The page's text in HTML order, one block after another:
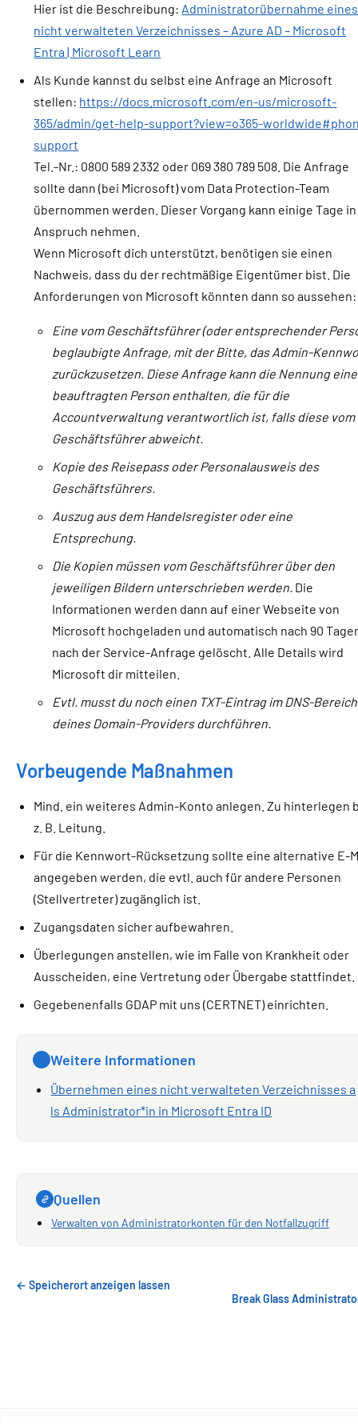
Hier ist die Beschreibung: Administratorübernahme eines
nicht verwalteten Verzeichnisses – Azure AD – Microsoft
Entra | Microsoft Learn
Als Kunde kannst du selbst eine Anfrage an Microsoft
stellen: https://docs.microsoft.com/en-us/microsoft-
365/admin/get-help-support?view=o365-
support
Tel.-Nr.: 0800 589 2332 oder 069 380 789 508. Die Anfrage
sollte dann (bei Microsoft) vom Data Protection-Team
übernommen werden. Dieser Vorgang kann einige Tage in
Anspruch nehmen.
Wenn Microsoft dich unterstützt, benötigen sie einen
Nachweis, dass du der rechtmäßige Eigentümer bist. Die
Anforderungen von Microsoft könnten dann so aussehen:
Eine vom Geschäftsführer (oder entsprechender
beglaubigte Anfrage, mit der Bitte, das Admin-
zurückzusetzen. Diese Anfrage kann die Nennung
beauftragten Person enthalten, die für die
Accountverwaltung verantwortlich ist, falls diese vom
Geschäftsführer abweicht.
Kopie des Reisepass oder Personalausweis des
Geschäftsführers.
Auszug aus dem Handelsregister oder eine
Entsprechung.
Die Kopien müssen vom Geschäftsführer über den
jeweiligen Bildern unterschrieben werden. Die
Informationen werden dann auf einer Webseite von
Microsoft hochgeladen und automatisch nach 90
nach der Service-Anfrage gelöscht. Alle Details wird
Microsoft dir mitteilen.
Evtl. musst du noch einen TXT-Eintrag im DNS-Bereich
deines Domain-Providers durchführen.
Vorbeugende Maßnahmen
Mind. ein weiteres Admin-Konto anlegen. Zu hinterlegen
z. B. Leitung.
Für die Kennwort-Rücksetzung sollte eine alternative E-
angegeben werden, die evtl. auch für andere Personen
(Stellvertreter) zugänglich ist.
Zugangsdaten sicher aufbewahren.
Überlegungen anstellen, wie im Falle von Krankheit oder
Ausscheiden, eine Vertretung oder Übergabe stattfindet.
Gegebenenfalls GDAP mit uns (CERTNET) einrichten.
Weitere Informationen
Übernehmen eines nicht verwalteten Verzeichnisses a
ls Administrator*in in Microsoft Entra ID
Quellen
Verwalten von Administratorkonten für den Notfallzugriff
← Speicherort anzeigen lassen
Break Glass